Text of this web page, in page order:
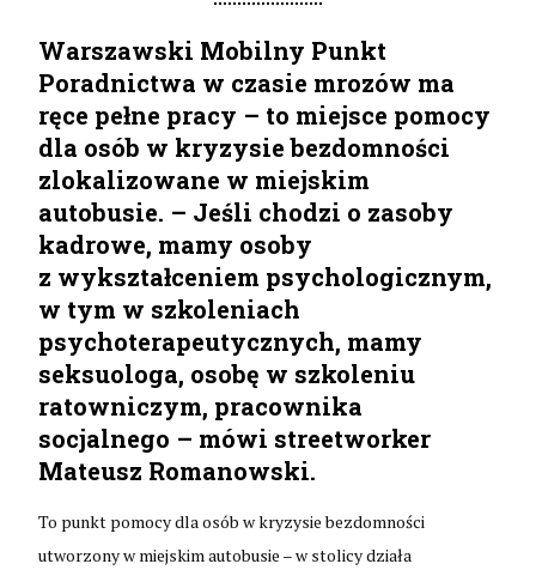
Warszawski Mobilny Punkt
Poradnictwa w czasie mrozów ma
ręce pełne pracy – to miejsce pomocy
dla osób w kryzysie bezdomności
zlokalizowane w miejskim
autobusie. – Jeśli chodzi o zasoby
kadrowe, mamy osoby
z wykształceniem psychologicznym,
w tym w szkoleniach
psychoterapeutycznych, mamy
seksuologa, osobę w szkoleniu
ratowniczym, pracownika
socjalnego – mówi streetworker
Mateusz Romanowski.
To punkt pomocy dla osób w kryzysie bezdomności
utworzony w miejskim autobusie – w stolicy działa